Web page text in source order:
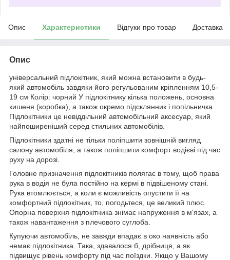
Опис Характеристики Відгуки про товар Доставка
Опис
універсальний підлокітник, який можна встановити в будь-
який автомобіль завдяки його регульованим кріпленням 10,5-
19 см Колір: чорний У підлокітнику кілька положень, основна
кишеня (коробка), а також окремо підсклянник і попільничка.
Підлокітники це невіддільний автомобільний аксесуар, який
найпоширеніший серед стильних автомобілів.
Підлокітники здатні не тільки поліпшити зовнішній вигляд
салону автомобіля, а також поліпшити комфорт водієві під час
руху на дорозі.
Головне призначення підлокітників полягає в тому, щоб права
рука в водія не була постійно на кермі в підвішеному стані.
Рука втомлюється, а коли є можливість опустити її на
комфортний підлокітник, то, погодьтеся, це великий плюс.
Опорна поверхня підлокітника знімає напруження в м'язах, а
також навантаження з плечового суглоба.
Купуючи автомобіль, не завжди впадає в око наявність або
немає підлокітника. Така, здавалося б, дрібниця, а як
підвищує рівень комфорту під час поїздки. Якщо у Вашому